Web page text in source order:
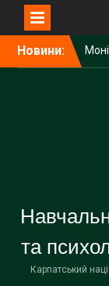
Новини:
та
Карпатський